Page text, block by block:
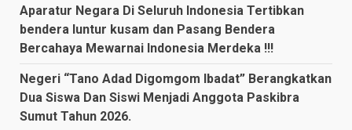
Aparatur Negara Di Seluruh Indonesia Tertibkan
bendera luntur kusam dan Pasang Bendera
Bercahaya Mewarnai Indonesia Merdeka !!!
Negeri “Tano Adad Digomgom Ibadat” Berangkatkan
Dua Siswa Dan Siswi Menjadi Anggota Paskibra
Sumut Tahun 2026.